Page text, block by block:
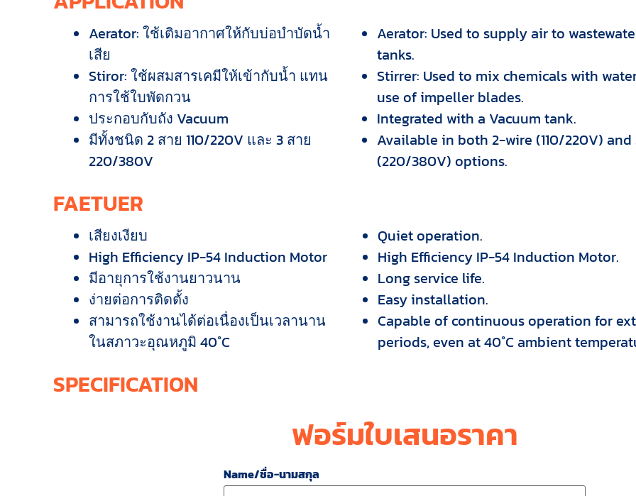
Aerator: ใช้เติมอากาศให้กับบ่อบำบัดน้ำ
เสีย
Stiror: ใช้ผสมสารเคมีให้เข้ากับน้ำ แทน
การใช้ใบพัดกวน
ประกอบกับถัง Vacuum
มีทั้งชนิด 2 สาย 110/220V และ 3 สาย
220/380V
Aerator: Used to supply air to
tanks.
Stirrer: Used to mix chemicals with
use of impeller blades.
Integrated with a Vacuum tank.
Available in both 2-wire (110/220V)
(220/380V) options.
FAETUER
เสียงเงียบ
High Efficiency IP-54 Induction Motor
มีอายุการใช้งานยาวนาน
ง่ายต่อการติดตั้ง
สามารถใช้งานได้ต่อเนื่องเป็นเวลานาน
ในสภาวะอุณหภูมิ 40°C
Quiet operation.
High Efficiency IP-54 Induction Motor.
Long service life.
Easy installation.
Capable of continuous operation for
periods, even at 40°C ambient
SPECIFICATION
ฟอร์มใบเสนอราคา
Name/ชื่อ-นามสกุล